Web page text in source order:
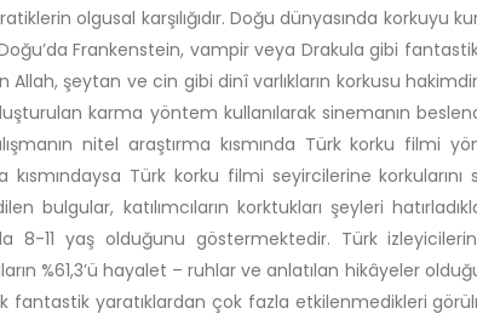
olgusal karşılığıdır. Doğu dünyasında korkuyu
Frankenstein, vampir veya Drakula gibi fantastik
Allah, şeytan ve cin gibi dinî varlıkların korkusu
karma yöntem kullanılarak sinemanın
nitel araştırma kısmında Türk korku filmi
kısmındaysa Türk korku filmi seyircilerine
bulgular, katılımcıların korktukları şeyleri
8-11 yaş olduğunu göstermektedir. Türk
%61,3’ü hayalet – ruhlar ve anlatılan hikâyeler
fantastik yaratıklardan çok fazla etkilenmedikleri